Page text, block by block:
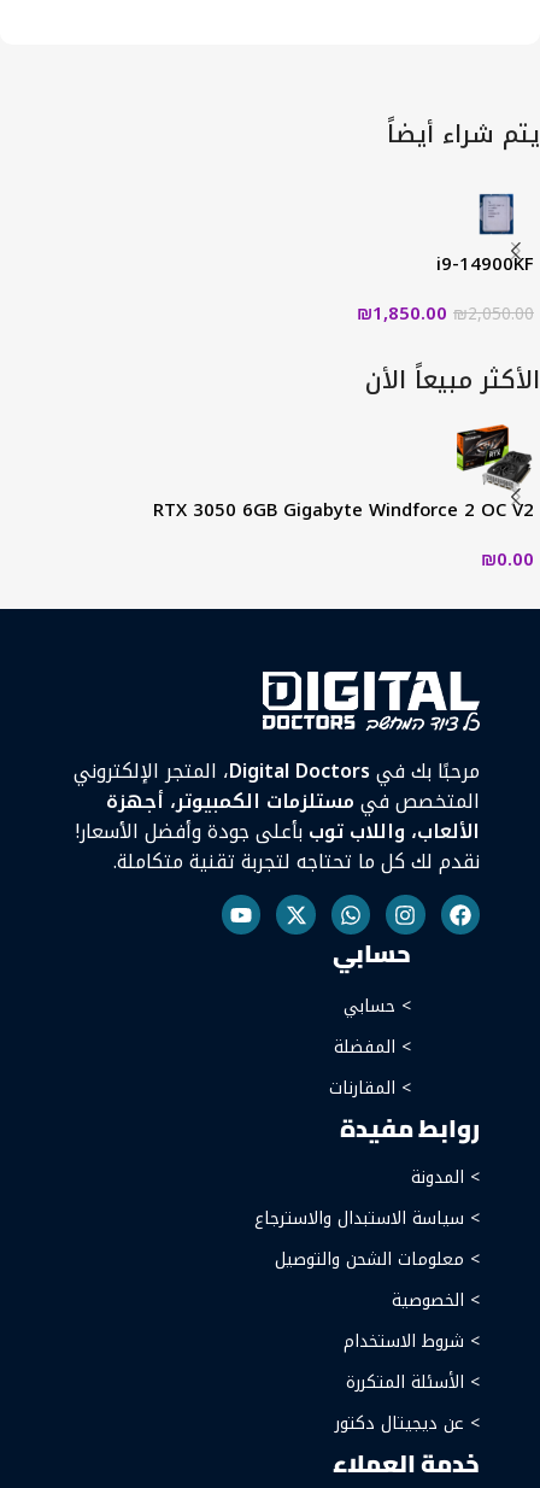
يتم شراء أيضاً
i9-14900KF
₪2,050.00
₪1,850.00
الأكثر مبيعاً الأن
RTX 3050 6GB Gigabyte Windforce 2 OC V2
₪0.00
مرحبًا بك فيDigital Doctors، المتجر الإلكتروني
المتخصص فيمستلزمات الكمبيوتر، أجهزة
الألعاب، واللاب توببأعلى جودة وأفضل الأسعار!
نقدم لك كل ما تحتاجه لتجربة تقنية متكاملة.
حسابي
> حسابي
> المفضلة
> المقارنات
روابط مفيدة
> المدونة
> سياسة الاستبدال والاسترجاع
> معلومات الشحن والتوصيل
> الخصوصية
> شروط الاستخدام
> الأسئلة المتكررة
> عن ديجيتال دكتور
خدمة العملاء